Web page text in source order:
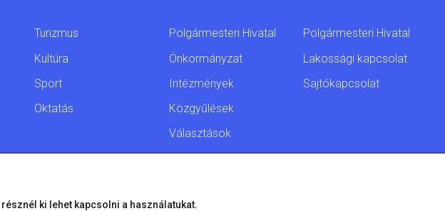
Turizmus
Kultúra
Sport
Oktatás
Polgármesteri Hivatal
Önkormányzat
Intézmények
Közgyűlések
Választások
Polgármesteri Hivatal
Lakossági kapcsolat
Sajtókapcsolat
résznél ki lehet kapcsolni a használatukat.